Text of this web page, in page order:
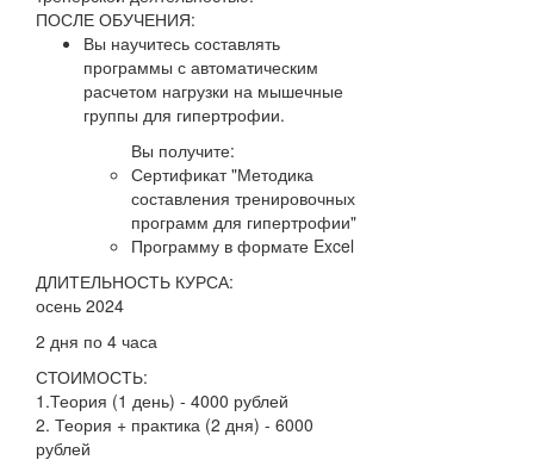
ПОСЛЕ ОБУЧЕНИЯ:
Вы научитесь составлять
программы с автоматическим
расчетом нагрузки на мышечные
группы для гипертрофии.
Вы получите:
Сертификат "Методика
составления тренировочных
программ для гипертрофии"
Программу в формате Excel
ДЛИТЕЛЬНОСТЬ КУРСА:
осень 2024
2 дня по 4 часа
СТОИМОСТЬ:
1.Теория (1 день) - 4000 рублей
2. Теория + практика (2 дня) - 6000
рублей